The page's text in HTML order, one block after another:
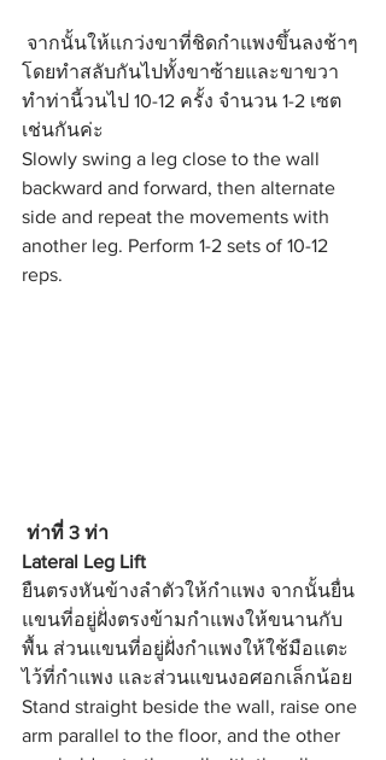
โดยทำสลับกันไปทั้งขาซ้ายและขาขวา
ทำท่านี้วนไป 10-12 ครั้ง จำนวน 1-2 เซต
เช่นกันค่ะ
Slowly swing a leg close to the wall
backward and forward, then alternate
side and repeat the movements with
another leg. Perform 1-2 sets of 10-12
reps.
ท่าที่ 3 ท่า
Lateral Leg Lift
ยืนตรงหันข้างลำตัวให้กำแพง จากนั้นยื่น
แขนที่อยู่ฝั่งตรงข้ามกำแพงให้ขนานกับ
พื้น ส่วนแขนที่อยู่ฝั่งกำแพงให้ใช้มือแตะ
ไว้ที่กำแพง และส่วนแขนงอศอกเล็กน้อย
Stand straight beside the wall, raise one
arm parallel to the floor, and the other